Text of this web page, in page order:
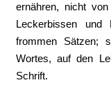
ernähren, nicht
Leckerbissen und
frommen Sätzen;
Wortes, auf den
Schrift.